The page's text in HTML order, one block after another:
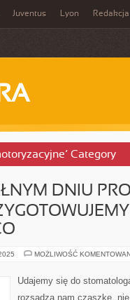
Juventus Lyon Redakcja
Category
DNIU
MOŻLIWOŚĆ
Udajemy się do
rozsadza nam czaszkę,